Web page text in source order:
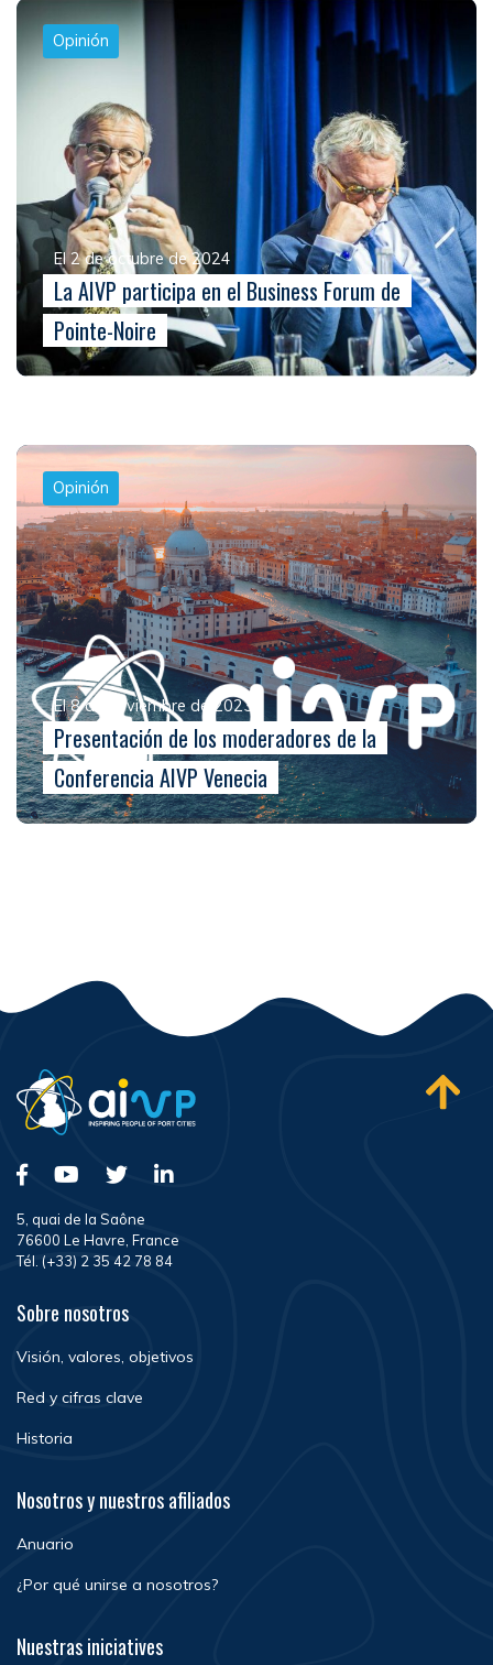
Opinión
El 2 de octubre de 2024
La AIVP participa en el Business Forum de
Pointe-Noire
Opinión
El 8 de noviembre de 2023
Presentación de los moderadores de la
Conferencia AIVP Venecia
5, quai de la Saône
76600 Le Havre, France
Tél. (+33) 2 35 42 78 84
Sobre nosotros
Visión, valores, objetivos
Red y cifras clave
Historia
Nosotros y nuestros afiliados
Anuario
¿Por qué unirse a nosotros?
Nuestras iniciatives